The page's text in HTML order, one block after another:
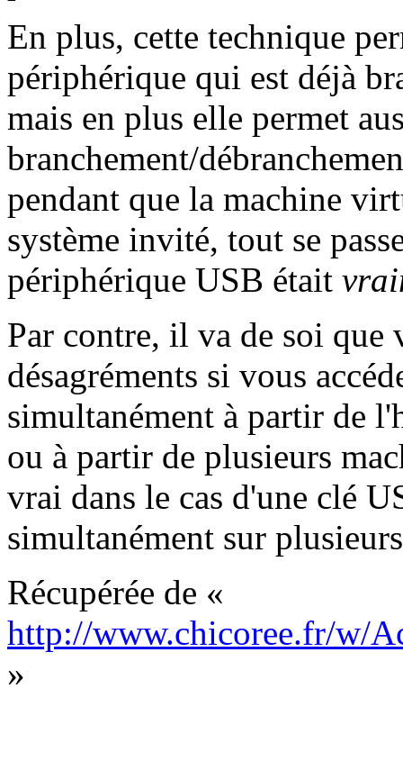
En plus, cette technique
périphérique qui est déjà
mais en plus elle permet
branchement/
pendant que la machine
système invité, tout se
périphérique USB était
Par contre, il va de soi que
désagréments si vous
simultanément à partir de
ou à partir de plusieurs
vrai dans le cas d'une clé
simultanément sur
Récupérée de «
http://www.chicoree.fr/w/
»